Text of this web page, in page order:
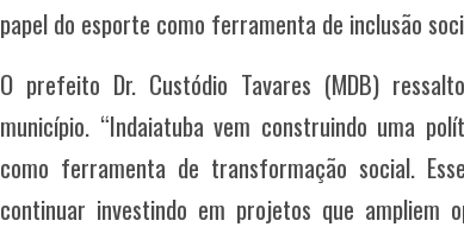
papel do esporte como ferramenta de inclusão
O prefeito Dr. Custódio Tavares (MDB)
município. “Indaiatuba vem construindo uma
como ferramenta de transformação social.
continuar investindo em projetos que ampliem